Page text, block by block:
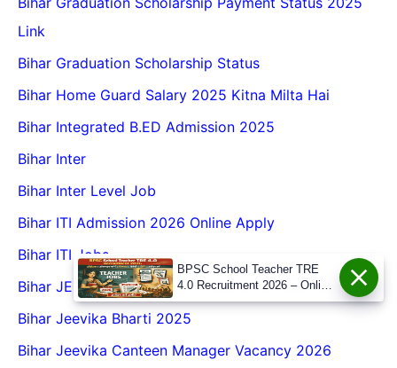
Link
Bihar Graduation Scholarship Status
Bihar Home Guard Salary 2025 Kitna Milta Hai
Bihar Integrated B.ED Admission 2025
Bihar Inter
Bihar Inter Level Job
Bihar ITI Admission 2026 Online Apply
Bihar ITI Jobs
Bihar JEEViKA Answer Key 2025 Download Link
Bihar Jeevika Bharti 2025
Bihar Jeevika Canteen Manager Vacancy 2026
BPSC School Teacher TRE
4.0 Recruitment 2026 – Online
Form, Eligibility, Vacancy,
Date, Apply Process